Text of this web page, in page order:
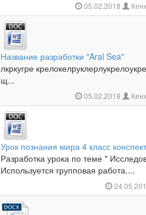
05.02.2018
Название разработки "Aral Sea"
лкркугре
щ...
05.02.2018
Урок познания мира 4 класс
Разработка урока по теме "
Используется групповая работа....